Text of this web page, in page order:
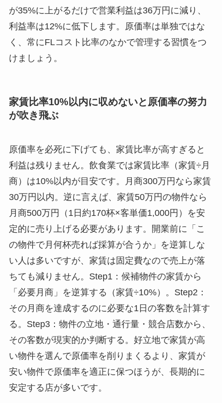
が35%に上がるだけで営業利益は36万円に減り、
利益率は12%に低下します。原価率は単独ではな
く、常にFLコスト比率のなかで管理する習慣をつ
けましょう。
家賃比率10%以内に収めないと原価率の努力
が吹き飛ぶ
原価率を必死に下げても、家賃比率が高すぎると
利益は残りません。飲食業では家賃比率（家賃÷月
商）は10%以内が目安です。月商300万円なら家賃
30万円以内。逆に言えば、家賃50万円の物件なら
月商500万円（1日約170杯×客単価1,000円）を安
定的に売り上げる必要があります。開業前に「こ
の物件で月何杯売れば採算が合うか」を逆算しな
い人は多いですが、家賃は固定費なので売上が落
ちても減りません。Step1：候補物件の家賃から
「必要月商」を逆算する（家賃÷10%）。Step2：
その月商を達成するのに必要な1日の客数を計算す
る。Step3：物件の立地・通行量・競合店数から、
その客数が現実的か判断する。好立地で家賃が高
い物件を選んで原価率を削りまくるより、家賃が
安い物件で原価率を適正に保つほうが、長期的に
安定する店が多いです。